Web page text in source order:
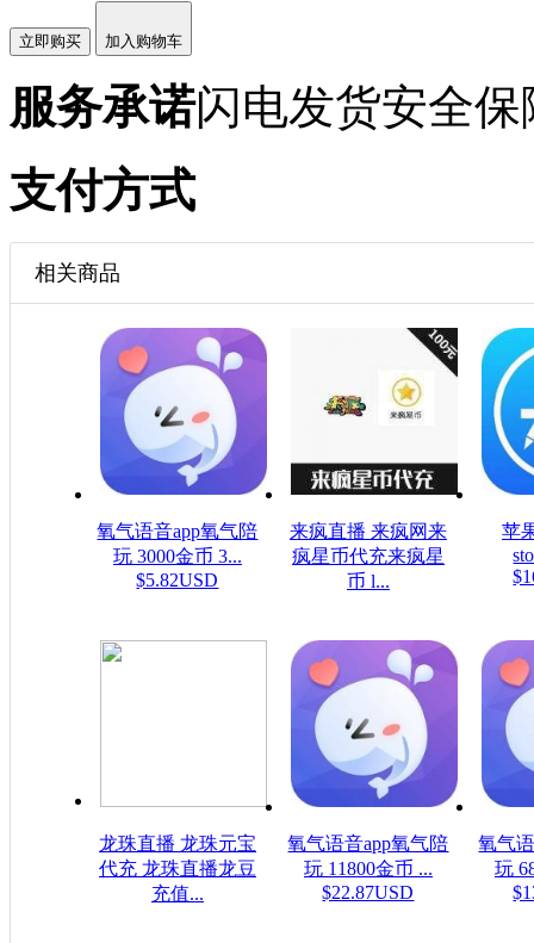
立即购买 加入购物车
服务承诺闪电发货安全保
支付方式
相关商品
氧气语音app氧气陪
玩 3000金币 3...
$5.82USD
来疯直播 来疯网来
疯星币代充来疯星
币 l...
苹
龙珠直播 龙珠元宝
代充 龙珠直播龙豆
充值...
氧气语音app氧气陪
玩 11800金币 ...
$22.87USD
氧气
玩